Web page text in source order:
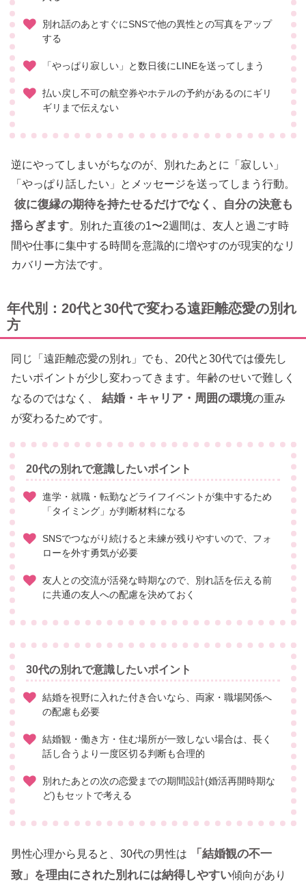
別れ話のあとすぐにSNSで他の異性との写真をアップ
する
「やっぱり寂しい」と数日後にLINEを送ってしまう
払い戻し不可の航空券やホテルの予約があるのにギリ
ギリまで伝えない
逆にやってしまいがちなのが、別れたあとに「寂しい」
「やっぱり話したい」とメッセージを送ってしまう行動。
彼に復縁の期待を持たせるだけでなく、自分の決意も
揺らぎます。別れた直後の1〜2週間は、友人と過ごす時
間や仕事に集中する時間を意識的に増やすのが現実的なリ
カバリー方法です。
年代別：20代と30代で変わる遠距離恋愛の別れ
方
同じ「遠距離恋愛の別れ」でも、20代と30代では優先し
たいポイントが少し変わってきます。年齢のせいで難しく
なるのではなく、
結婚・キャリア・周囲の環境の重み
が変わるためです。
20代の別れで意識したいポイント
進学・就職・転勤などライフイベントが集中するため
「タイミング」が判断材料になる
SNSでつながり続けると未練が残りやすいので、フォ
ローを外す勇気が必要
友人との交流が活発な時期なので、別れ話を伝える前
に共通の友人への配慮を決めておく
30代の別れで意識したいポイント
結婚を視野に入れた付き合いなら、両家・職場関係へ
の配慮も必要
結婚観・働き方・住む場所が一致しない場合は、長く
話し合うより一度区切る判断も合理的
別れたあとの次の恋愛までの期間設計(婚活再開時期な
ど)もセットで考える
男性心理から見ると、30代の男性は
「結婚観の不一
致」を理由にされた別れには納得しやすい傾向があり